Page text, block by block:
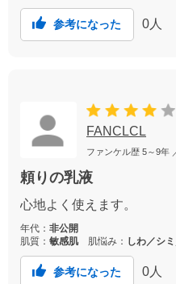
参考になった 0 人
FANCLCL
ファンケル歴 5～9年
頼りの乳液
心地よく使えます。
年代： 非公開
肌質： 敏感肌 肌悩み： しわ／シ
参考になった 0 人